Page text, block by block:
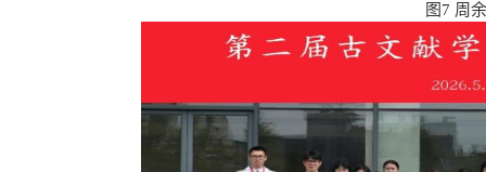
图 7 周